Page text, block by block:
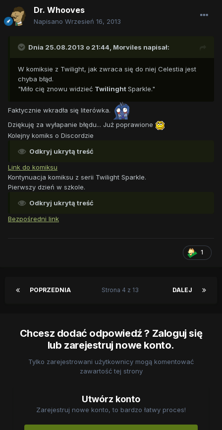
Dr. Whooves
Napisano Wrzesień 16, 2013
Dnia 25.08.2013 o 21:44, Morviles napisał:
W komiksie z Twilight, jak zwraca się do niej Celestia jest
chyba błąd.
"Miło cię znowu widzieć TwilinghtSparkle."
Faktycznie wkradła się literówka.
Dziękuję za wyłapanie błędu... Już poprawione
Kolejny komiks o Discordzie
Odkryj ukrytą treść
Link do komiksu
Kontynuacja komiksu z serii Twilight Sparkle.
Pierwszy dzień w szkole.
Odkryj ukrytą treść
Bezpośredni link
1
POPRZEDNIA DALEJ
Strona 4 z 13
Chcesz dodać odpowiedź ? Zaloguj się
lub zarejestruj nowe konto.
Tylko zarejestrowani użytkownicy mogą komentować
zawartość tej strony
Utwórz konto
Zarejestruj nowe konto, to bardzo łatwy proces!